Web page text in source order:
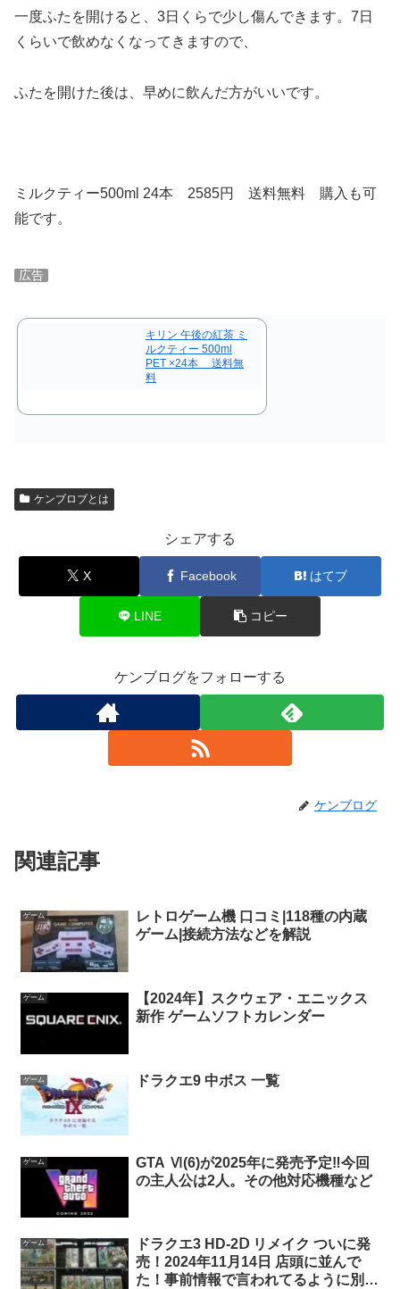
一度ふたを開けると、3日くらで少し傷んできます。7日
くらいで飲めなくなってきますので、
ふたを開けた後は、早めに飲んだ方がいいです。
ミルクティー500ml 24本 2585円 送料無料 購入も可
能です。
広告
キリン 午後の紅茶 ミ
ルクティー 500ml
PET ×24本 送料無
料
ケンブロブとは
シェアする
X Facebook はてブ
LINE コピー
ケンブログをフォローする
ケンブログ
関連記事
ゲーム
レトロゲーム機 口コミ|118種の内蔵
ゲーム|接続方法などを解説
ゲーム
【2024年】スクウェア・エニックス
新作 ゲームソフトカレンダー
ゲーム ドラクエ9 中ボス 一覧
ゲーム
GTA Ⅵ(6)が2025年に発売予定‼今回
の主人公は2人。その他対応機種など
ゲーム
ドラクエ3 HD-2Ⅾ リメイク ついに発
売！2024年11月14日 店頭に並んで
た！事前情報で言われてるように別ゲ